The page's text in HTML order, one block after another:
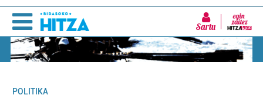
Sartu
POLITIKA